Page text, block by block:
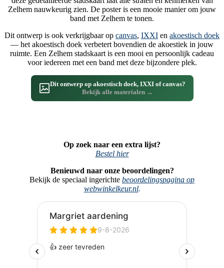
Zelhem nauwkeurig zien. De poster is een mooie manier om jouw
band met Zelhem te tonen.
Dit ontwerp is ook verkrijgbaar op canvas, IXXI en akoestisch doek
— het akoestisch doek verbetert bovendien de akoestiek in jouw
ruimte. Een Zelhem stadskaart is een mooi en persoonlijk cadeau
voor iedereen met een band met deze bijzondere plek.
Dit ontwerp op akoestisch doek, IXXI of canvas?
Bekijk alle materialen →
Op zoek naar een extra lijst?
Bestel hier
Benieuwd naar onze beoordelingen?
Bekijk de speciaal ingerichte beoordelingspagina op
webwinkelkeur.nl.